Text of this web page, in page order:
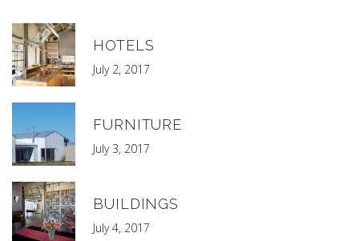
HOTELS
July 2, 2017
FURNITURE
July 3, 2017
BUILDINGS
July 4, 2017